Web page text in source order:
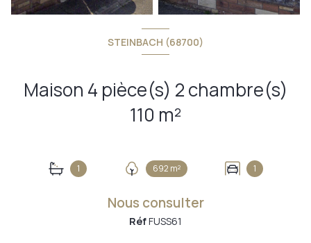
STEINBACH (68700)
Maison 4 pièce(s) 2 chambre(s)
110 m²
1 692 m² 1
Nous consulter
RéfFUSS61